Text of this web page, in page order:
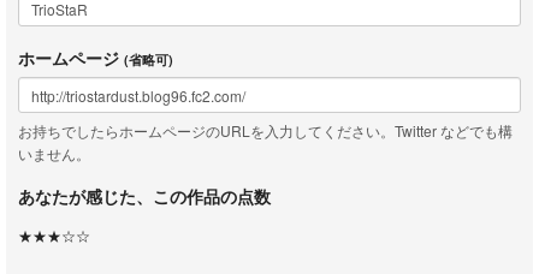
ホームページ (省略可)
お持ちでしたらホームページのURLを入力してください。Twitter などでも構
いません。
あなたが感じた、この作品の点数
★★★☆☆